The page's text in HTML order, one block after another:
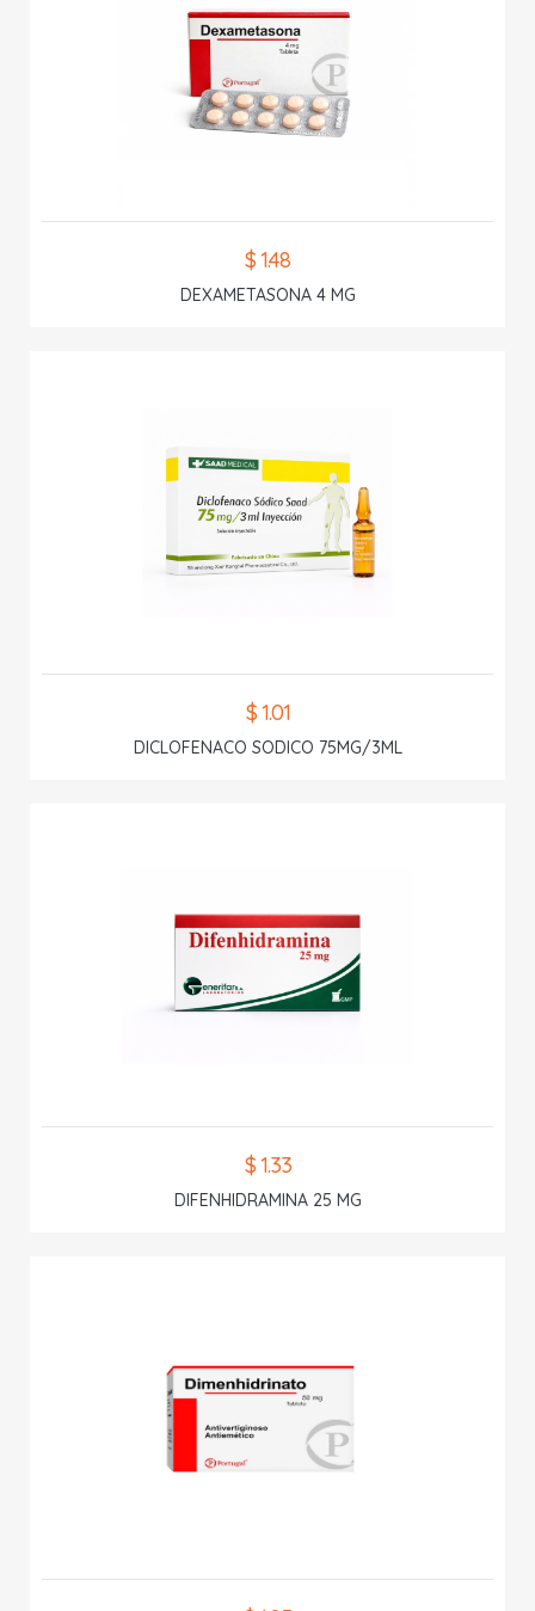
$ 1.48
DEXAMETASONA 4 MG
$ 1.01
DICLOFENACO SODICO 75MG/3ML
$ 1.33
DIFENHIDRAMINA 25 MG